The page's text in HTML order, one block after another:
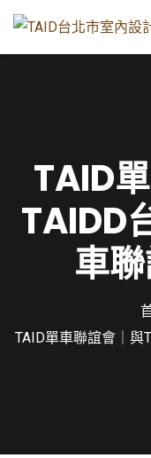
TAID
TAIDD
車
TAID單車聯誼會｜與